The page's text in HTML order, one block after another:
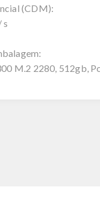
(CDM):
s
M.2 2280, 512gb,